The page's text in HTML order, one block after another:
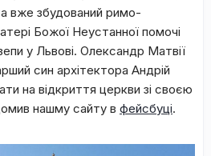
вже збудований римо-
Божої Неустанної помочі
у Львові. Олександр Матвії
син архітектора Андрій
на відкриття церкви зі своєю
нашму сайту в фейсбуці.